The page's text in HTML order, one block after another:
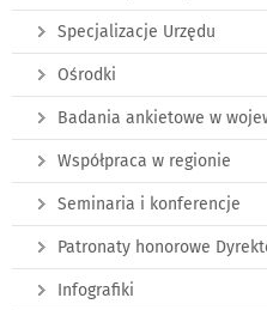
Specjalizacje Urzędu
Ośrodki
Badania ankietowe w
Współpraca w regionie
Seminaria i konferencje
Patronaty honorowe
Infografiki